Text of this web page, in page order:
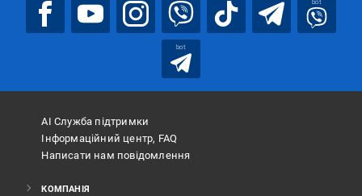
bot
bot
АІ Служба підтримки
Інформаційний центр, FAQ
Написати нам повідомлення
КОМПАНІЯ